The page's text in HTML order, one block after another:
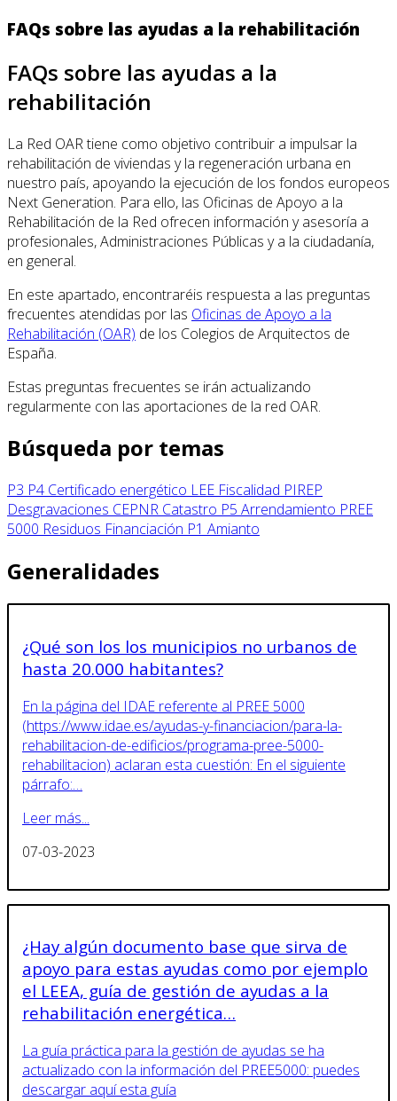
FAQs sobre las ayudas a la rehabilitación
FAQs sobre las ayudas a la
rehabilitación
La Red OAR tiene como objetivo contribuir a impulsar la
rehabilitación de viviendas y la regeneración urbana en
nuestro país, apoyando la ejecución de los fondos europeos
Next Generation. Para ello, las Oficinas de Apoyo a la
Rehabilitación de la Red ofrecen información y asesoría a
profesionales, Administraciones Públicas y a la ciudadanía,
en general.
En este apartado, encontraréis respuesta a las preguntas
frecuentes atendidas por las Oficinas de Apoyo a la
Rehabilitación (OAR) de los Colegios de Arquitectos de
España.
Estas preguntas frecuentes se irán actualizando
regularmente con las aportaciones de la red OAR.
Búsqueda por temas
P3 P4 Certificado energético LEE Fiscalidad PIREP
Desgravaciones CEPNR Catastro P5 Arrendamiento PREE
5000 Residuos Financiación P1 Amianto
Generalidades
¿Qué son los los municipios no urbanos de
hasta 20.000 habitantes?
En la página del IDAE referente al PREE 5000
(https://www.idae.es/ayudas-y-financiacion/para-la-
rehabilitacion-de-edificios/programa-pree-5000-
rehabilitacion) aclaran esta cuestión: En el siguiente
párrafo:…
Leer más...
07-03-2023
¿Hay algún documento base que sirva de
apoyo para estas ayudas como por ejemplo
el LEEA, guía de gestión de ayudas a la
rehabilitación energética…
La guía práctica para la gestión de ayudas se ha
actualizado con la información del PREE5000: puedes
descargar aquí esta guía